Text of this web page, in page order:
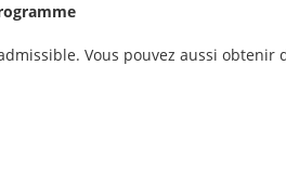
Vous pouvez aussi